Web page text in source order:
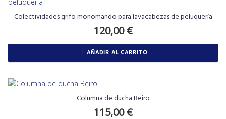
Colectividades grifo monomando para lavacabezas de peluquería
120,00€
AÑADIR AL CARRITO
Columna de ducha Beiro
115,00€